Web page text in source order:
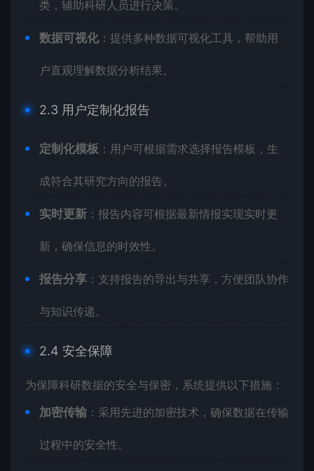
类，辅助科研人员进行决策。
数据可视化：提供多种数据可视化工具，帮助用
户直观理解数据分析结果。
2.3 用户定制化报告
定制化模板 ：用户可根据需求选择报告模板，生
成符合其研究方向的报告。
实时更新 ：报告内容可根据最新情报实现实时更
新，确保信息的时效性。
报告分享 ：支持报告的导出与共享，方便团队协作
与知识传递。
2.4 安全保障
为保障科研数据的安全与保密，系统提供以下措施：
加密传输 ：采用先进的加密技术，确保数据在传输
过程中的安全性。